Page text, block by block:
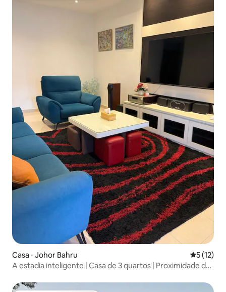
Casa ⋅ Johor Bahru 5 de uma
5 (12)
A estadia inteligente | Casa de 3 quartos | Proximidade de